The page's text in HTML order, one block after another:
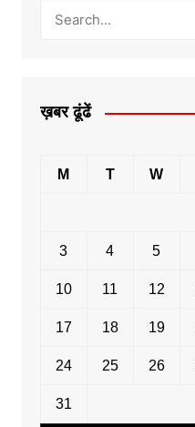
ख़बर ढूंढें
M T W
3 4 5
10 11 12
17 18 19
24 25 26
31